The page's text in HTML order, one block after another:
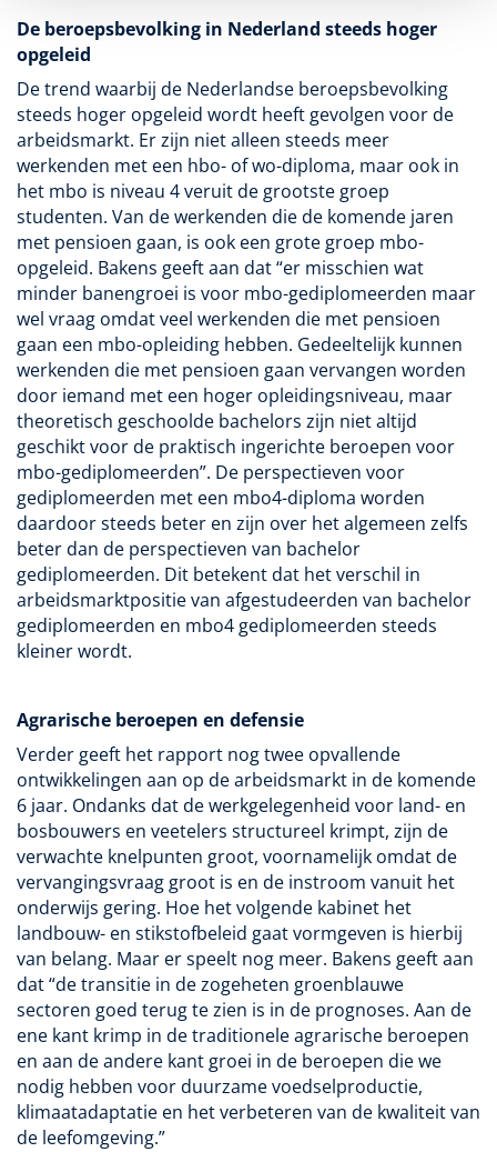
De beroepsbevolking in Nederland steeds hoger
opgeleid
De trend waarbij de Nederlandse beroepsbevolking
steeds hoger opgeleid wordt heeft gevolgen voor de
arbeidsmarkt. Er zijn niet alleen steeds meer
werkenden met een hbo- of wo-diploma, maar ook in
het mbo is niveau 4 veruit de grootste groep
studenten. Van de werkenden die de komende jaren
met pensioen gaan, is ook een grote groep mbo-
opgeleid. Bakens geeft aan dat “er misschien wat
minder banengroei is voor mbo-gediplomeerden maar
wel vraag omdat veel werkenden die met pensioen
gaan een mbo-opleiding hebben. Gedeeltelijk kunnen
werkenden die met pensioen gaan vervangen worden
door iemand met een hoger opleidingsniveau, maar
theoretisch geschoolde bachelors zijn niet altijd
geschikt voor de praktisch ingerichte beroepen voor
mbo-gediplomeerden”. De perspectieven voor
gediplomeerden met een mbo4-diploma worden
daardoor steeds beter en zijn over het algemeen zelfs
beter dan de perspectieven van bachelor
gediplomeerden. Dit betekent dat het verschil in
arbeidsmarktpositie van afgestudeerden van bachelor
gediplomeerden en mbo4 gediplomeerden steeds
kleiner wordt.
Agrarische beroepen en defensie
Verder geeft het rapport nog twee opvallende
ontwikkelingen aan op de arbeidsmarkt in de komende
6 jaar. Ondanks dat de werkgelegenheid voor land- en
bosbouwers en veetelers structureel krimpt, zijn de
verwachte knelpunten groot, voornamelijk omdat de
vervangingsvraag groot is en de instroom vanuit het
onderwijs gering. Hoe het volgende kabinet het
landbouw- en stikstofbeleid gaat vormgeven is hierbij
van belang. Maar er speelt nog meer. Bakens geeft aan
dat “de transitie in de zogeheten groenblauwe
sectoren goed terug te zien is in de prognoses. Aan de
ene kant krimp in de traditionele agrarische beroepen
en aan de andere kant groei in de beroepen die we
nodig hebben voor duurzame voedselproductie,
klimaatadaptatie en het verbeteren van de kwaliteit van
de leefomgeving.”